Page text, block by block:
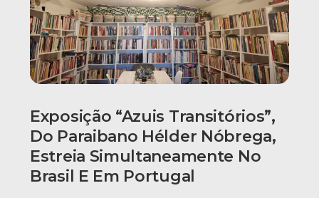
Exposição “Azuis Transitórios”,
Do Paraibano Hélder Nóbrega,
Estreia Simultaneamente No
Brasil E Em Portugal